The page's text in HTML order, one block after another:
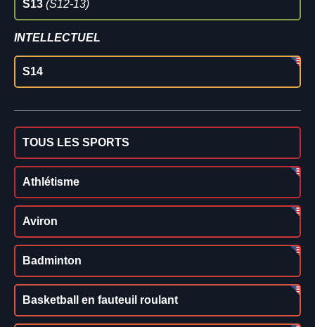
S13 (S12-13)
INTELLECTUEL
S14
TOUS LES SPORTS
Athlétisme
Aviron
Badminton
Basketball en fauteuil roulant